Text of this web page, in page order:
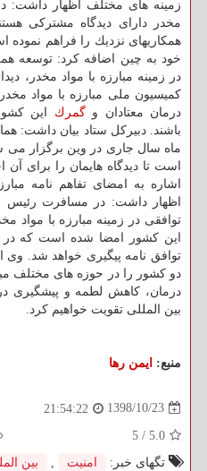
زمینه های مختلف اظهار داشت:
مخدر دارای دیدگاه مشتركی
همكاریهای نزدیك را فراهم
خود به چین اضافه كرد: توسعه
در زمینه مبارزه با مواد مخدر،
كمیسیون ملی مبارزه با مواد
درمان معتادان وگمرك این
باشند. دبیركل ستاد بیان داشت:
ماه سال جاری در وین برگزار می
است تا دیدگاه هایمان را برای آن
اشاره به امضای تفاهم نامه
اظهار داشت: در مسافرت رئیس
توافقی در زمینه مبارزه با مواد
این كشور امضا شده است كه در
توافق نامه پیگیری خواهد شد. وی
دو كشور را در حوزه های مختلف
درمان، كاهش لطمه و پیشگیری
بین المللی تقویت خواهیم كرد.
منبع: ایمن رها
1398/10/23
21:54:22
5.0
/
5
تگهای خبر:
امنیت بین